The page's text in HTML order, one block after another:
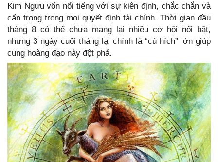
Kim Ngưu vốn nổi tiếng với sự kiên định, chắc chắn và
cẩn trọng trong mọi quyết định tài chính. Thời gian đầu
tháng 8 có thể chưa mang lại nhiều cơ hội nổi bật,
nhưng 3 ngày cuối tháng lại chính là “cú hích” lớn giúp
cung hoàng đạo này đột phá.